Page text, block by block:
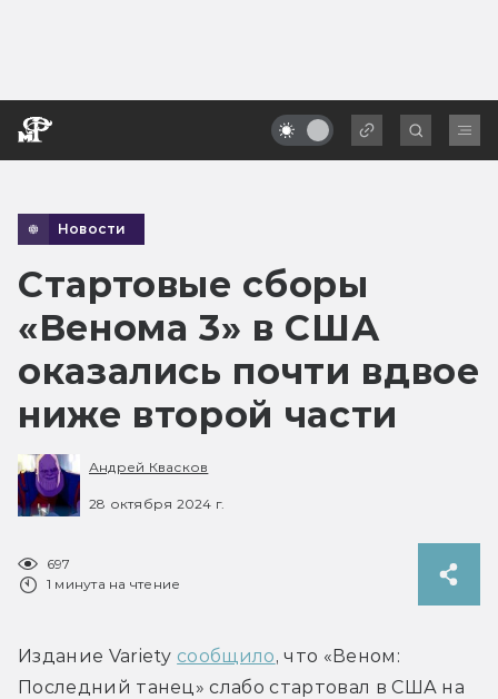
Новости
Стартовые сборы
«Венома 3» в США
оказались почти вдвое
ниже второй части
Андрей Квасков
28 октября 2024 г.
697
1 минута на чтение
Издание Variety сообщило, что «Веном:
Последний танец» слабо стартовал в США на